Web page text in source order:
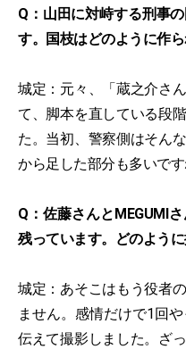
Q：山田に対峙する刑事
す。国枝はどのように作ら
城定：元々、「蔵之介さ
て、脚本を直している段
た。当初、警察側はそん
から足した部分も多いです
Q：佐藤さんとMEGUMI
残っています。どのように
城定：あそこはもう役者
ません。感情だけで1回
伝えて撮影しました。ざ